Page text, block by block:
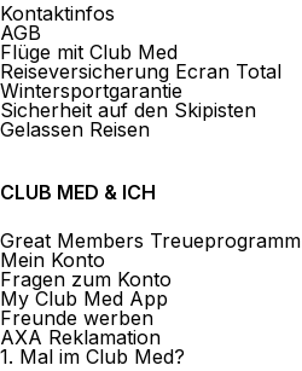
Kontaktinfos
AGB
Flüge mit Club Med
Reiseversicherung Ecran Total
Wintersportgarantie
Sicherheit auf den Skipisten
Gelassen Reisen
CLUB MED & ICH
Great Members Treueprogramm
Mein Konto
Fragen zum Konto
My Club Med App
Freunde werben
AXA Reklamation
1. Mal im Club Med?